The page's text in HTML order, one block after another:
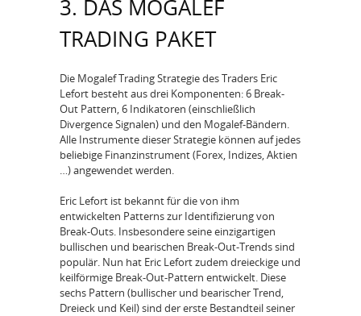
3. DAS MOGALEF
TRADING PAKET
Die Mogalef Trading Strategie des Traders Eric
Lefort besteht aus drei Komponenten: 6 Break-
Out Pattern, 6 Indikatoren (einschließlich
Divergence Signalen) und den Mogalef-Bändern.
Alle Instrumente dieser Strategie können auf jedes
beliebige Finanzinstrument (Forex, Indizes, Aktien
…) angewendet werden.
Eric Lefort ist bekannt für die von ihm
entwickelten Patterns zur Identifizierung von
Break-Outs. Insbesondere seine einzigartigen
bullischen und bearischen Break-Out-Trends sind
populär. Nun hat Eric Lefort zudem dreieckige und
keilförmige Break-Out-Pattern entwickelt. Diese
sechs Pattern (bullischer und bearischer Trend,
Dreieck und Keil) sind der erste Bestandteil seiner